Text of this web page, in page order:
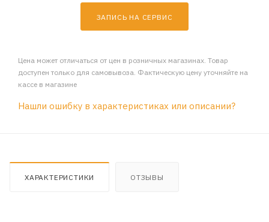
ЗАПИСЬ НА СЕРВИС
Цена может отличаться от цен в розничных магазинах. Товар
доступен только для самовывоза. Фактическую цену уточняйте на
кассе в магазине
Нашли ошибку в характеристиках или описании?
ХАРАКТЕРИСТИКИ ОТЗЫВЫ